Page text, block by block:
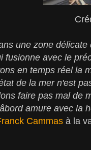
une zone
fusionne avec le
en temps réel la
de la mer n'est
faire pas mal de
amure avec la
Cammas à la